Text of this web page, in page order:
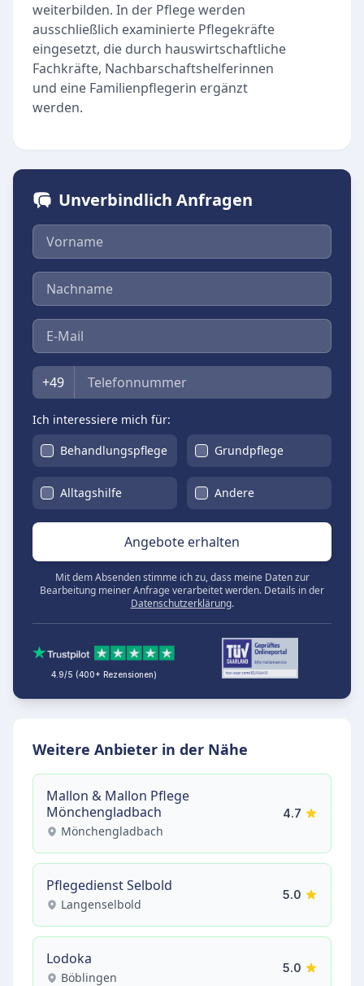
weiterbilden. In der Pflege werden
ausschließlich examinierte Pflegekräfte
eingesetzt, die durch hauswirtschaftliche
Fachkräfte, Nachbarschaftshelferinnen
und eine Familienpflegerin ergänzt
werden.
Unverbindlich Anfragen
Vorname
Nachname
E-Mail
Telefon
+49
Ich interessiere mich für:
Behandlungspflege
Grundpflege
Alltagshilfe Andere
Angebote erhalten
Mit dem Absenden stimme ich zu, dass meine Daten zur
Bearbeitung meiner Anfrage verarbeitet werden. Details in der
Datenschutzerklärung.
4.9/5 (400+ Rezensionen)
Weitere Anbieter in der Nähe
Mallon & Mallon Pflege
Mönchengladbach
Mönchengladbach
4.7
Pflegedienst Selbold
Langenselbold
5.0
Lodoka
Böblingen
5.0